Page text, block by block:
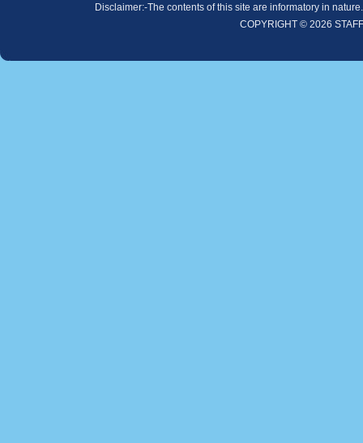
Disclaimer:-The contents of this site are informatory in
COPYRIGHT © 2026